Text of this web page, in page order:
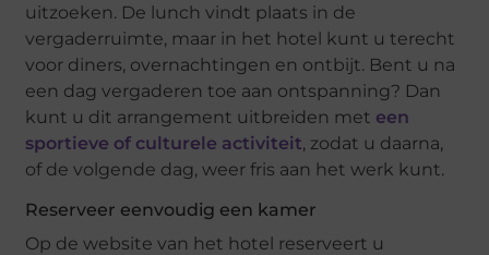
uitzoeken. De lunch vindt plaats in de
vergaderruimte, maar in het hotel kunt u terecht
voor diners, overnachtingen en ontbijt. Bent u na
een dag vergaderen toe aan ontspanning? Dan
kunt u dit arrangement uitbreiden met een
sportieve of culturele activiteit, zodat u daarna,
of de volgende dag, weer fris aan het werk kunt.
Reserveer eenvoudig een kamer
Op de website van het hotel reserveert u